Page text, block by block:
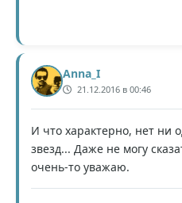
Anna_I
21.12.2016 в 00:46
И что характерно, нет ни
звезд... Даже не могу
очень-то уважаю.